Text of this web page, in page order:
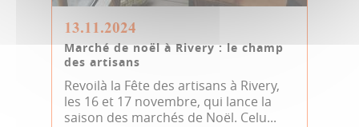
13.11.2024
Marché de noël à Rivery : le champ
des artisans
Revoilà la Fête des artisans à Rivery,
les 16 et 17 novembre, qui lance la
saison des marchés de Noël. Celu...